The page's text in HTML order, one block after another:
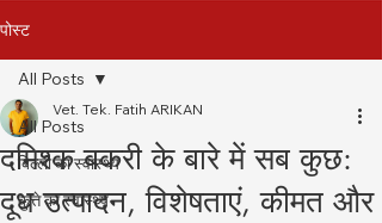
पोस्ट
All Posts
बिल्ली का स्वास्थ्य
कुत्ते का स्वास्थ्य
All Posts
दमिश्क बकरी के बारे में सब कुछ:
दूध उत्पादन, विशेषताएं, कीमत और
Vet. Tek. Fatih ARIKAN